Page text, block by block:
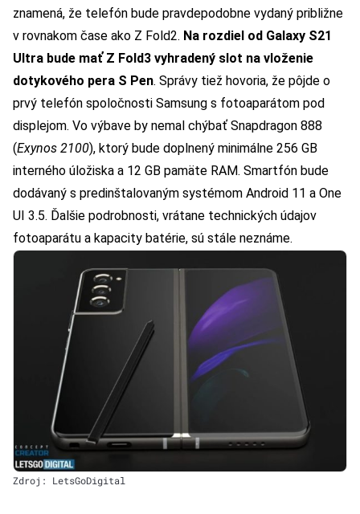
znamená, že telefón bude pravdepodobne vydaný približne
v rovnakom čase ako Z Fold2. Na rozdiel od Galaxy S21
Ultra bude mať Z Fold3 vyhradený slot na vloženie
dotykového pera S Pen. Správy tiež hovoria, že pôjde o
prvý telefón spoločnosti Samsung s fotoaparátom pod
displejom. Vo výbave by nemal chýbať Snapdragon 888
(Exynos 2100), ktorý bude doplnený minimálne 256 GB
interného úložiska a 12 GB pamäte RAM. Smartfón bude
dodávaný s predinštalovaným systémom Android 11 a One
UI 3.5. Ďalšie podrobnosti, vrátane technických údajov
fotoaparátu a kapacity batérie, sú stále neznáme.
Zdroj: LetsGoDigital